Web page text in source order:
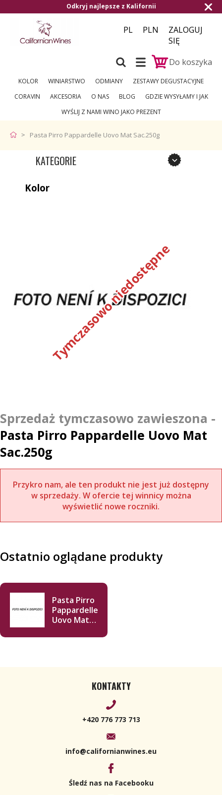
Odkryj najlepsze z Kalifornii
PL PLN
ZALOGUJ
SIĘ
Do koszyka
KOLOR WINIARSTWO ODMIANY
ZESTAWY DEGUSTACYJNE
CORAVIN
AKCESORIA O NAS BLOG
GDZIE WYSYŁAMY I JAK
WYŚLIJ Z NAMI WINO JAKO PREZENT
Pasta Pirro Pappardelle Uovo Mat Sac.250g
KATEGORIE
Kolor
Tymczasowo niedostępne
Pasta Pirro Pappardelle Uovo Mat
Sac.250g
Przykro nam, ale ten produkt nie jest już dostępny
w sprzedaży. W ofercie tej winnicy można
wyświetlić nowe roczniki.
Ostatnio oglądane produkty
Pasta Pirro
Pappardelle
Uovo Mat
KONTAKTY
+420 776 773 713
info@californianwines.eu
Śledź nas na Facebooku